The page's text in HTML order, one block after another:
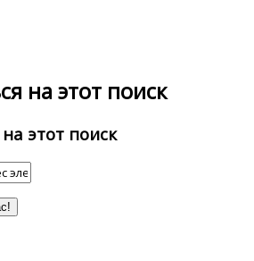
на этот поиск
этот поиск